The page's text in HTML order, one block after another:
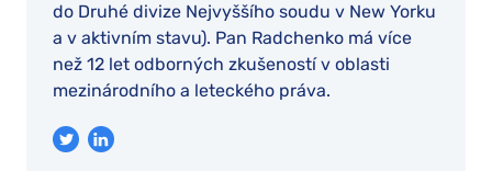
do Druhé divize Nejvyššího soudu v New Yorku
a v aktivním stavu). Pan Radchenko má více
než 12 let odborných zkušeností v oblasti
mezinárodního a leteckého práva.